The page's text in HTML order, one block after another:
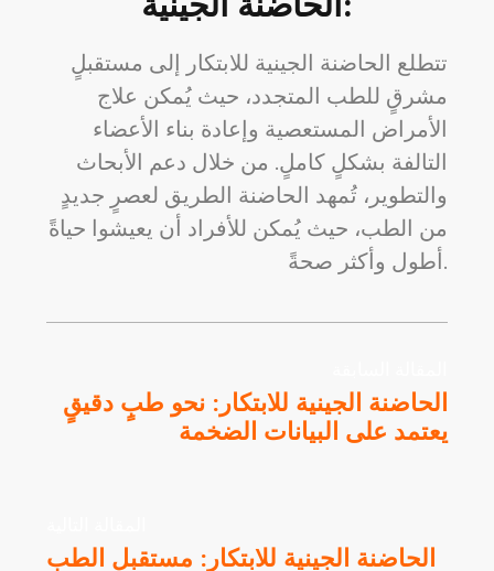
تتطلع الحاضنة الجينية للابتكار إلى مستقبلٍ
مشرقٍ للطب المتجدد، حيث يُمكن علاج
الأمراض المستعصية وإعادة بناء الأعضاء
التالفة بشكلٍ كاملٍ. من خلال دعم الأبحاث
والتطوير، تُمهد الحاضنة الطريق لعصرٍ جديدٍ
من الطب، حيث يُمكن للأفراد أن يعيشوا حياةً
أطول وأكثر صحةً.
الحاضنة الجينية للابتكار: نحو طبٍ دقيقٍ
يعتمد على البيانات الضخمة
الحاضنة الجينية للابتكار: مستقبل الطب